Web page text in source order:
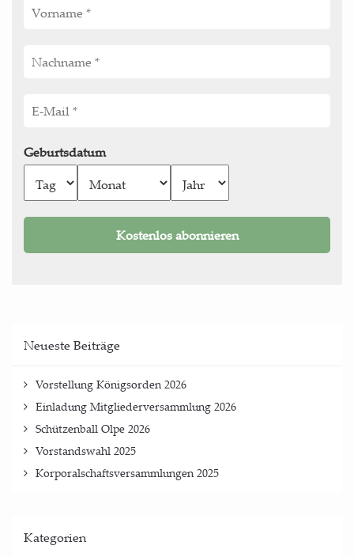
Geburtsdatum
Neu­es­te Beiträge
Vor­stel­lung König­sor­den 2026
Ein­la­dung Mit­glie­der­ver­samm­lung 2026
Schüt­zen­ball Olpe 2026
Vor­stands­wahl 2025
Kor­po­ral­schafts­ver­samm­lun­gen 2025
Kate­go­rien